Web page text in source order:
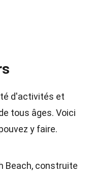
d'activités et
tous âges. Voici
y faire.
Beach, construite